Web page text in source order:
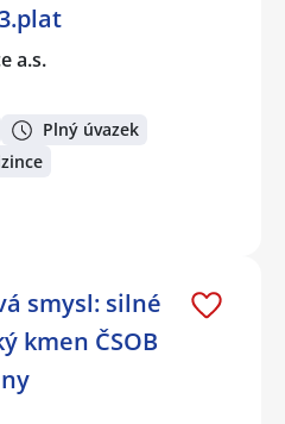
a.s.
Plný úvazek
smysl: silné
kmen ČSOB